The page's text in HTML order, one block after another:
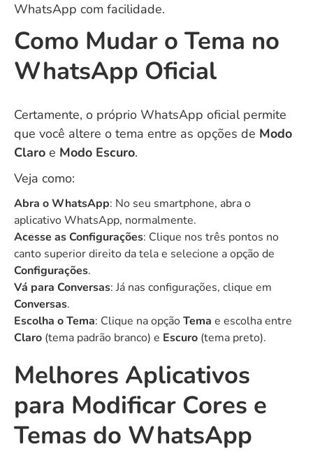
WhatsApp com facilidade.
Como Mudar o Tema no
WhatsApp Oficial
Certamente, o próprio WhatsApp oficial permite
que você altere o tema entre as opções de Modo
Claro e Modo Escuro.
Veja como:
Abra o WhatsApp: No seu smartphone, abra o
aplicativo WhatsApp, normalmente.
Acesse as Configurações: Clique nos três pontos no
canto superior direito da tela e selecione a opção de
Configurações.
Vá para Conversas: Já nas configurações, clique em
Conversas.
Escolha o Tema: Clique na opçãoTema e escolha entre
Claro (tema padrão branco) e Escuro (tema preto).
Melhores Aplicativos
para Modificar Cores e
Temas do WhatsApp